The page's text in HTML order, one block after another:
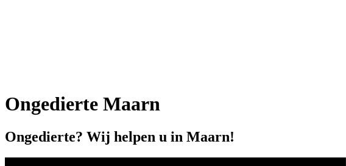
Ongedierte Maarn
Ongedierte? Wij helpen u in Maarn!